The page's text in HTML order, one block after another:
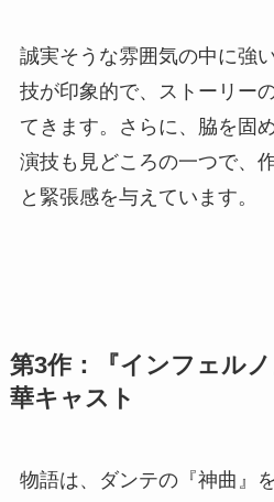
誠実そうな雰囲気の中に強
技が印象的で、ストーリー
てきます。さらに、脇を固
演技も見どころの一つで、
と緊張感を与えています。
第3作：『インフェル
華キャスト
物語は、ダンテの『神曲』